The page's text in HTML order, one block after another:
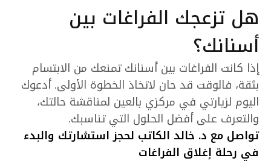
هل تزعجك الفراغات بين
أسنانك؟
إذا كانت الفراغات بين أسنانك تمنعك من الابتسام
بثقة، فالوقت قد حان لاتخاذ الخطوة الأولى. أدعوك
اليوم لزيارتي في مركزي بالعين لمناقشة حالتك،
والتعرف على أفضل الحلول التي تناسبك.
تواصل مع د. خالد الكاتب لحجز استشارتك والبدء
في رحلة إغلاق الفراغات